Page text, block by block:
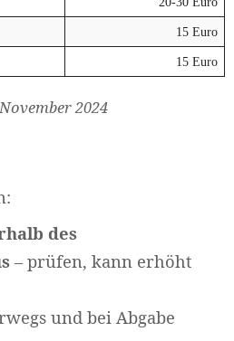
15 Euro
15 Euro
2024
des
– prüfen, kann erhöht
und bei Abgabe